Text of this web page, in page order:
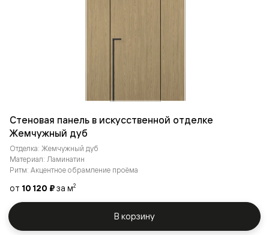
Стеновая панель в искусственной отделке
Жемчужный дуб
Отделка: Жемчужный дуб
Материал: Ламинатин
Ритм: Акцентное обрамление проёма
от 10 120 ₽за м2
В корзину